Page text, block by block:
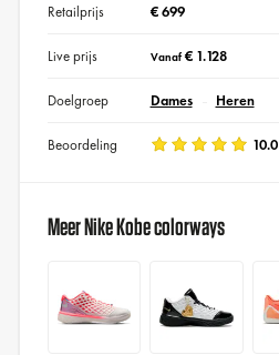
Retailprijs € 699
Live prijs Vanaf€ 1.128
Doelgroep Dames Heren
Beoordeling 10.0
Meer Nike Kobe colorways